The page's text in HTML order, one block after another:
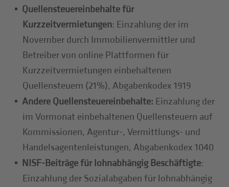
Quellensteuereinbehalte für
Kurzzeitvermietungen: Einzahlung der im
November durch Immobilienvermittler und
Betreiber von online Plattformen für
Kurzzeitvermietungen einbehaltenen
Quellensteuern (21%), Abgabenkodex 1919
Andere Quellensteuereinbehalte: Einzahlung der
im Vormonat einbehaltenen Quellensteuern auf
Kommissionen, Agentur-, Vermittlungs- und
Handelsagentenleistungen, Abgabenkodex 1040
NISF-Beiträge für lohnabhängig Beschäftigte:
Einzahlung der Sozialabgaben für lohnabhängig